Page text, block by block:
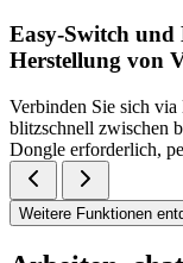
Easy-Switch und
Herstellung von
Verbinden Sie sich
blitzschnell zwischen
Dongle erforderlich,
Weitere Funktionen